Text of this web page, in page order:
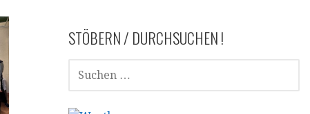
STÖBERN / DURCHSUCHEN !
SUCHEN
NACH: